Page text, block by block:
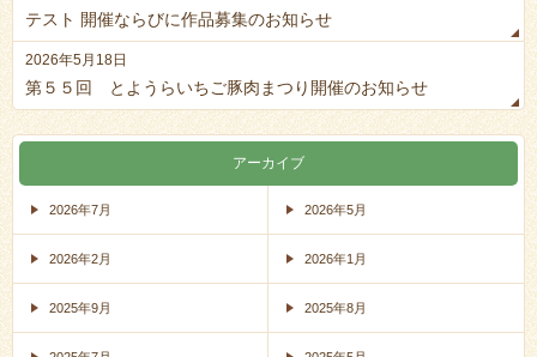
テスト 開催ならびに作品募集のお知らせ
2026年5月18日
第５５回 とようらいちご豚肉まつり開催のお知らせ
アーカイブ
2026年7月 2026年5月
2026年2月 2026年1月
2025年9月 2025年8月